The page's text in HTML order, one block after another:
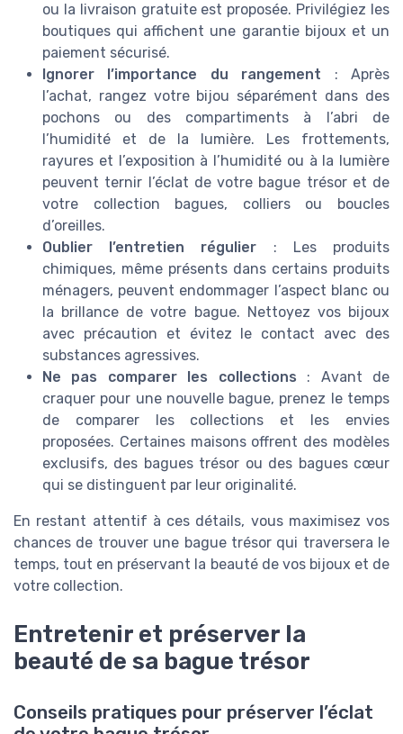
ou la livraison gratuite est proposée. Privilégiez les
boutiques qui affichent une garantie bijoux et un
paiement sécurisé.
Ignorer l’importance du rangement : Après
l’achat, rangez votre bijou séparément dans des
pochons ou des compartiments à l’abri de
l’humidité et de la lumière. Les frottements,
rayures et l’exposition à l’humidité ou à la lumière
peuvent ternir l’éclat de votre bague trésor et de
votre collection bagues, colliers ou boucles
d’oreilles.
Oublier l’entretien régulier : Les produits
chimiques, même présents dans certains produits
ménagers, peuvent endommager l’aspect blanc ou
la brillance de votre bague. Nettoyez vos bijoux
avec précaution et évitez le contact avec des
substances agressives.
Ne pas comparer les collections : Avant de
craquer pour une nouvelle bague, prenez le temps
de comparer les collections et les envies
proposées. Certaines maisons offrent des modèles
exclusifs, des bagues trésor ou des bagues cœur
qui se distinguent par leur originalité.
En restant attentif à ces détails, vous maximisez vos
chances de trouver une bague trésor qui traversera le
temps, tout en préservant la beauté de vos bijoux et de
votre collection.
Entretenir et préserver la
beauté de sa bague trésor
Conseils pratiques pour préserver l’éclat